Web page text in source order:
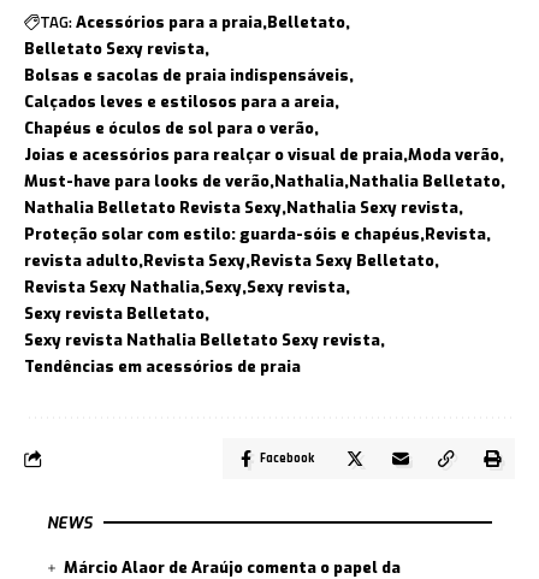
TAG:Acessórios para a praia Belletato
Belletato Sexy revista
Bolsas e sacolas de praia indispensáveis
Calçados leves e estilosos para a areia
Chapéus e óculos de sol para o verão
Joias e acessórios para realçar o visual de praia Moda verão
Must-have para looks de verão Nathalia Nathalia Belletato
Nathalia Belletato Revista Sexy Nathalia Sexy revista
Proteção solar com estilo: guarda-sóis e chapéus Revista
revista adulto Revista Sexy Revista Sexy Belletato
Revista Sexy Nathalia Sexy Sexy revista
Sexy revista Belletato
Sexy revista Nathalia Belletato Sexy revista
Tendências em acessórios de praia
Facebook
NEWS
Márcio Alaor de Araújo comenta o papel da